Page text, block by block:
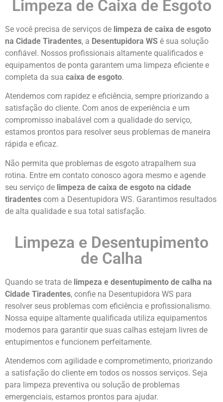
Limpeza de Caixa de Esgoto
Se você precisa de serviços de limpeza de caixa de esgoto
na Cidade Tiradentes, a Desentupidora WS é sua solução
confiável. Nossos profissionais altamente qualificados e
equipamentos de ponta garantem uma limpeza eficiente e
completa da sua caixa de esgoto.
Atendemos com rapidez e eficiência, sempre priorizando a
satisfação do cliente. Com anos de experiência e um
compromisso inabalável com a qualidade do serviço,
estamos prontos para resolver seus problemas de maneira
rápida e eficaz.
Não permita que problemas de esgoto atrapalhem sua
rotina. Entre em contato conosco agora mesmo e agende
seu serviço de limpeza de caixa de esgoto na cidade
tiradentes com a Desentupidora WS. Garantimos resultados
de alta qualidade e sua total satisfação.
Limpeza e Desentupimento
de Calha
Quando se trata de limpeza e desentupimento de calha na
Cidade Tiradentes, confie na Desentupidora WS para
resolver seus problemas com eficiência e profissionalismo.
Nossa equipe altamente qualificada utiliza equipamentos
modernos para garantir que suas calhas estejam livres de
entupimentos e funcionem perfeitamente.
Atendemos com agilidade e comprometimento, priorizando
a satisfação do cliente em todos os nossos serviços. Seja
para limpeza preventiva ou solução de problemas
emergenciais, estamos prontos para ajudar.